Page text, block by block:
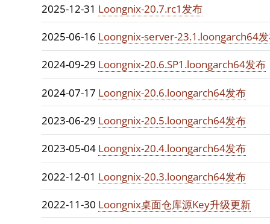
2025-12-31 Loongnix-20.7.rc1发布
2025-06-16 Loongnix-server-23.1.loongarch64
2024-09-29 Loongnix-20.6.SP1.loongarch64发布
2024-07-17 Loongnix-20.6.loongarch64发布
2023-06-29 Loongnix-20.5.loongarch64发布
2023-05-04 Loongnix-20.4.loongarch64发布
2022-12-01 Loongnix-20.3.loongarch64发布
2022-11-30 Loongnix桌面仓库源Key升级更新